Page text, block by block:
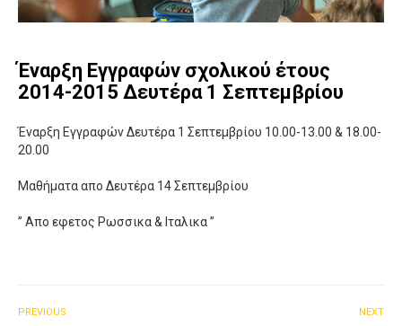
Έναρξη Εγγραφών σχολικού έτους
2014-2015 Δευτέρα 1 Σεπτεμβρίου
Έναρξη Εγγραφών Δευτέρα 1 Σεπτεμβρίου 10.00-13.00 & 18.00-
20.00
Μαθήματα απο Δευτέρα 14 Σεπτεμβρίου
” Απο εφετος Ρωσσικα & Ιταλικα ”
PREVIOUS NEXT